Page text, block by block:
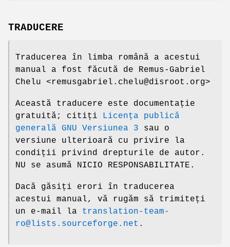
TRADUCERE
Traducerea în limba română a acestui
manual a fost făcută de Remus-Gabriel
Chelu <remusgabriel.chelu@disroot.org>
Această traducere este documentație
gratuită; citiți
Licența publică
generală GNU Versiunea 3 sau o
versiune ulterioară cu privire la
condiții privind drepturile de autor.
NU se asumă NICIO RESPONSABILITATE.
Dacă găsiți erori în traducerea
acestui manual, vă rugăm să trimiteți
un e-mail la translation-team-
ro@lists.sourceforge.net .